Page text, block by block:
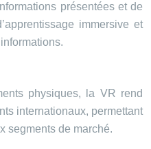
présentées et de
immersive et
physiques, la VR rend
internationaux, permettant
segments de marché.